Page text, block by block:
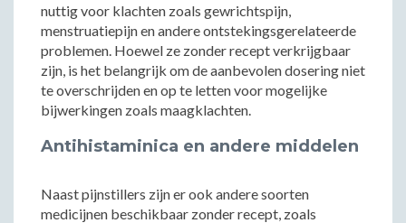
nuttig voor klachten zoals gewrichtspijn,
menstruatiepijn en andere ontstekingsgerelateerde
problemen. Hoewel ze zonder recept verkrijgbaar
zijn, is het belangrijk om de aanbevolen dosering niet
te overschrijden en op te letten voor mogelijke
bijwerkingen zoals maagklachten.
Antihistaminica en andere middelen
Naast pijnstillers zijn er ook andere soorten
medicijnen beschikbaar zonder recept, zoals